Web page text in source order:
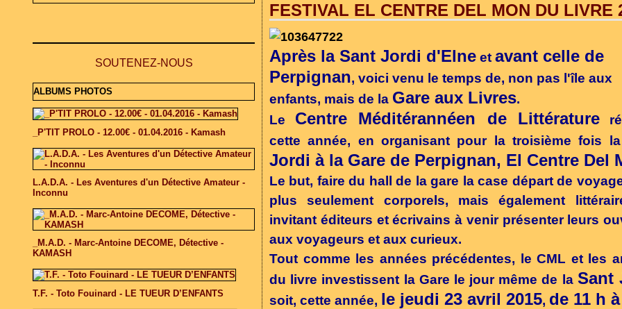
SOUTENEZ-NOUS
ALBUMS PHOTOS
_P'TIT PROLO - 12.00€ - 01.04.2016 - Kamash
L.A.D.A. - Les Aventures d'un Détective Amateur -
Inconnu
_M.A.D. - Marc-Antoine DECOME, Détective -
KAMASH
T.F. - Toto Fouinard - LE TUEUR D’ENFANTS
FESTIVAL EL CENTRE DEL MON DU LIVRE
Après la Sant Jordi d'Elne et avant celle de
Perpignan, voici venu le temps de, non pas l'île aux
enfants, mais de la Gare aux Livres.
Le Centre Méditérannéen de Littérature
cette année, en organisant pour la troisième fois la
Jordi à la Gare de Perpignan, El Centre Del
Le but, faire du hall de la gare la case départ de
plus seulement corporels, mais également
invitant éditeurs et écrivains à venir présenter leurs
aux voyageurs et aux curieux.
Tout comme les années précédentes, le CML et les
du livre investissent la Gare le jour même de la Sant
soit, cette année, le jeudi 23 avril 2015, de 11 h